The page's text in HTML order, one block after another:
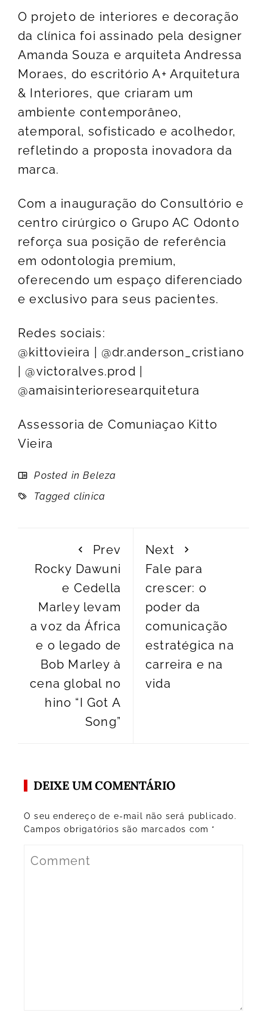
O projeto de interiores e decoração
da clínica foi assinado pela designer
Amanda Souza e arquiteta Andressa
Moraes, do escritório A+ Arquitetura
& Interiores, que criaram um
ambiente contemporâneo,
atemporal, sofisticado e acolhedor,
refletindo a proposta inovadora da
marca.
Com a inauguração do Consultório e
centro cirúrgico o Grupo AC Odonto
reforça sua posição de referência
em odontologia premium,
oferecendo um espaço diferenciado
e exclusivo para seus pacientes.
Redes sociais:
@kittovieira | @dr.anderson_cristiano
| @victoralves.prod |
@amaisinterioresearquitetura
Assessoria de Comuniaçao Kitto
Vieira
Posted inBeleza
Tagged clinica
Prev
Rocky Dawuni
e Cedella
Marley levam
a voz da África
e o legado de
Bob Marley à
cena global no
hino “I Got A
Song”
Next
Fale para
crescer: o
poder da
comunicação
estratégica na
carreira e na
vida
DEIXE UM COMENTÁRIO
O seu endereço de e-mail não será publicado.
Campos obrigatórios são marcados com *